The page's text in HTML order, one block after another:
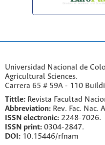
Universidad Nacional de
Agricultural Sciences.
Carrera 65 # 59A - 110
Tittle: Revista Facultad
Abbreviation: Rev. Fac. Nac.
ISSN electronic: 2248-7026.
ISSN print: 0304-2847.
DOI: 10.15446/rfnam